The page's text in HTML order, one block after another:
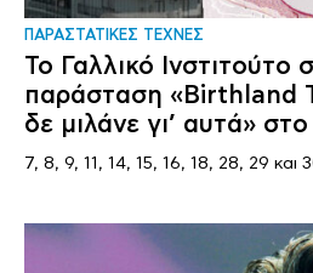
ΠΑΡΑΣΤΑΤΙΚΕΣ ΤΕΧΝΕΣ
Το Γαλλικό Ινστιτούτο
παράσταση «Birthland
δε μιλάνε γι’ αυτά»
7, 8, 9, 11, 14, 15, 16, 18, 28, 29 και